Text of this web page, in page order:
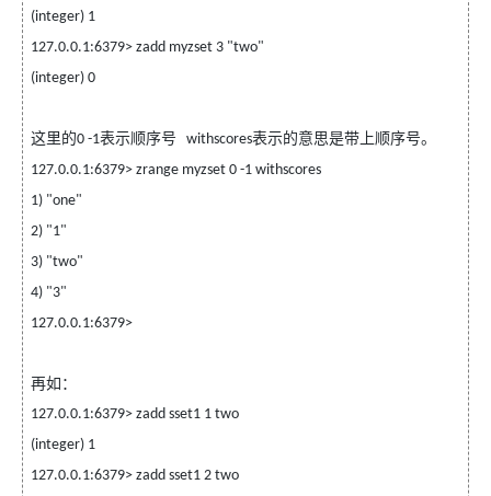
(integer) 1
127.0.0.1:6379> zadd myzset 3 "two"
(integer) 0
这里的0 -1表示顺序号 withscores表示的意思是带上顺序号。
127.0.0.1:6379> zrange myzset 0 -1 withscores
1) "one"
2) "1"
3) "two"
4) "3"
127.0.0.1:6379>
再如：
127.0.0.1:6379> zadd sset1 1 two
(integer) 1
127.0.0.1:6379> zadd sset1 2 two